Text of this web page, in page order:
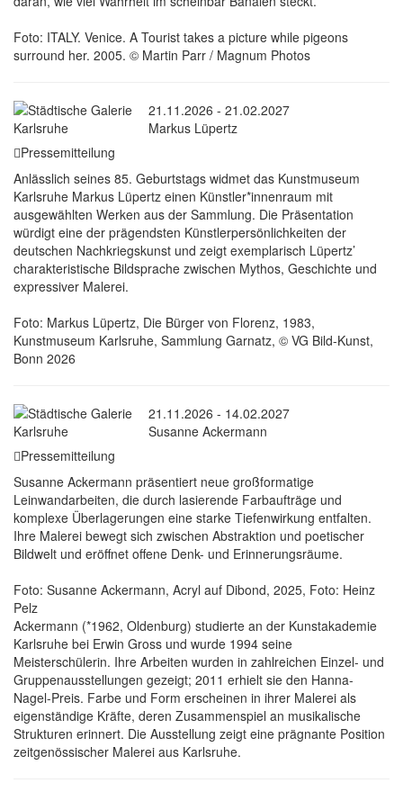
Foto: ITALY. Venice. A Tourist takes a picture while pigeons
surround her. 2005. © Martin Parr / Magnum Photos
21.11.2026 - 21.02.2027
Markus Lüpertz
Pressemitteilung
Anlässlich seines 85. Geburtstags widmet das Kunstmuseum
Karlsruhe Markus Lüpertz einen Künstler*innenraum mit
ausgewählten Werken aus der Sammlung. Die Präsentation
würdigt eine der prägendsten Künstlerpersönlichkeiten der
deutschen Nachkriegskunst und zeigt exemplarisch Lüpertz’
charakteristische Bildsprache zwischen Mythos, Geschichte und
expressiver Malerei.
Foto: Markus Lüpertz, Die Bürger von Florenz, 1983,
Kunstmuseum Karlsruhe, Sammlung Garnatz, © VG Bild-Kunst,
Bonn 2026
21.11.2026 - 14.02.2027
Susanne Ackermann
Pressemitteilung
Susanne Ackermann präsentiert neue großformatige
Leinwandarbeiten, die durch lasierende Farbaufträge und
komplexe Überlagerungen eine starke Tiefenwirkung entfalten.
Ihre Malerei bewegt sich zwischen Abstraktion und poetischer
Bildwelt und eröffnet offene Denk- und Erinnerungsräume.
Foto: Susanne Ackermann, Acryl auf Dibond, 2025, Foto: Heinz
Pelz
Ackermann (*1962, Oldenburg) studierte an der Kunstakademie
Karlsruhe bei Erwin Gross und wurde 1994 seine
Meisterschülerin. Ihre Arbeiten wurden in zahlreichen Einzel- und
Gruppenausstellungen gezeigt; 2011 erhielt sie den Hanna-
Nagel-Preis. Farbe und Form erscheinen in ihrer Malerei als
eigenständige Kräfte, deren Zusammenspiel an musikalische
Strukturen erinnert. Die Ausstellung zeigt eine prägnante Position
zeitgenössischer Malerei aus Karlsruhe.